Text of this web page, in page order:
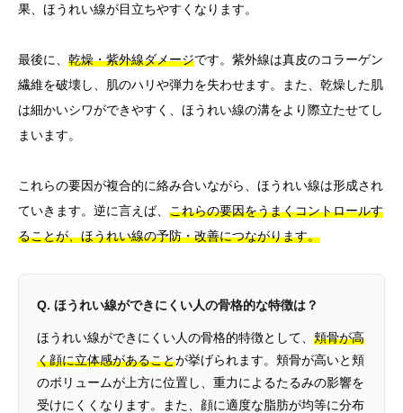
果、ほうれい線が目立ちやすくなります。
最後に、 乾燥・紫外線ダメージです。紫外線は真皮のコラーゲン
繊維を破壊し、肌のハリや弾力を失わせます。また、乾燥した肌
は細かいシワができやすく、ほうれい線の溝をより際立たせてし
まいます。
これらの要因が複合的に絡み合いながら、ほうれい線は形成され
ていきます。逆に言えば、 これらの要因をうまくコントロールす
ることが、ほうれい線の予防・改善につながります。
Q. ほうれい線ができにくい人の骨格的な特徴は？
ほうれい線ができにくい人の骨格的特徴として、 頬骨が高
く顔に立体感があることが挙げられます。頬骨が高いと頬
のボリュームが上方に位置し、重力によるたるみの影響を
受けにくくなります。また、顔に適度な脂肪が均等に分布